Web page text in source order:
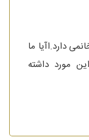
دارد.اآیا ما
مورد داشته